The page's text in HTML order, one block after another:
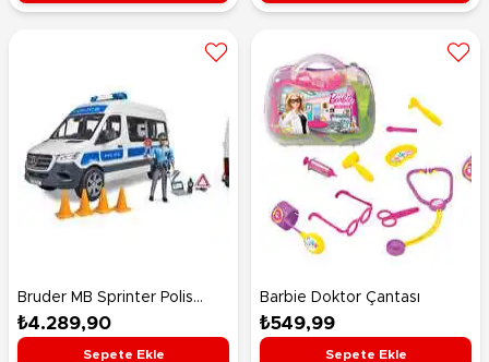
Bruder MB Sprinter Polis
Minibüsü
₺4.289,90
Sepete Ekle
Barbie Doktor Çantası
₺549,99
Sepete Ekle